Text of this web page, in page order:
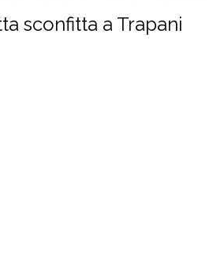
sconfitta a Trapani